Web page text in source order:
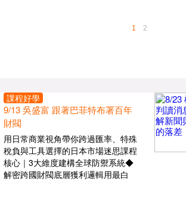
1 2
課程好學
9/13 吳盛富 跟著巴菲特布署百年
財閥
用日常商業視角帶你跨過匯率、特殊
稅負與工具選擇的日本市場迷思課程
核心｜3大維度建構全球防禦系統◆
解密跨國財閥底層獲利邏輯用最白